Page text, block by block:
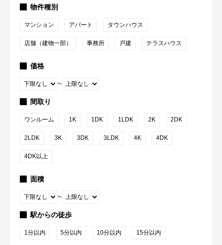
物件種別
マンション アパート タウンハウス
店舗（建物一部） 事務所 戸建 テラスハウス
価格
~
間取り
ワンルーム 1K 1DK 1LDK 2K 2DK
2LDK 3K 3DK 3LDK 4K 4DK
4DK以上
面積
~
駅からの徒歩
1分以内 5分以内 10分以内 15分以内